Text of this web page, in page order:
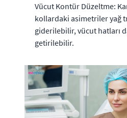
Vücut Kontür Düzeltme:
kollardaki asimetriler yağ
giderilebilir, vücut hatları
getirilebilir.